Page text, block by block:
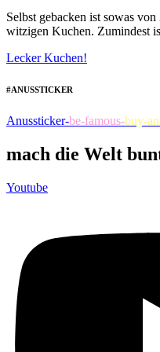
Selbst gebacken ist sowas
witzigen Kuchen. Zumindest
Lecker Kuchen!
#ANUSSTICKER
Anussticker-be-famous-buy-
mach die Welt
Youtube